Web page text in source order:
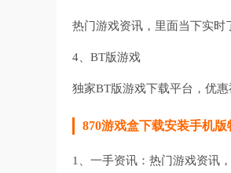
热门游戏资讯，里面当下实时
4、BT版游戏
独家BT版游戏下载平台，优
870游戏盒下载安装手机版
1、一手资讯：热门游戏资讯